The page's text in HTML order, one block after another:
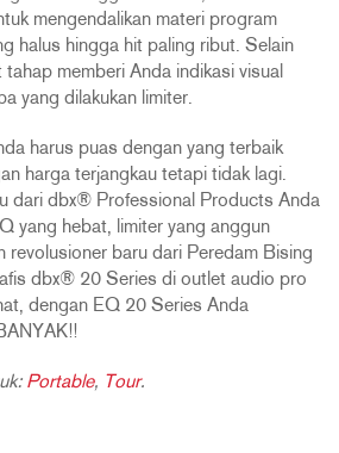
mengendalikan materi program
halus hingga hit paling ribut. Selain
memberi Anda indikasi visual
yang dilakukan limiter.
harus puas dengan yang terbaik
harga terjangkau tetapi tidak lagi.
dari dbx® Professional Products Anda
yang hebat, limiter yang anggun
revolusioner baru dari Peredam Bising
dbx® 20 Series di outlet audio pro
dengan EQ 20 Series Anda
Portable, Tour.